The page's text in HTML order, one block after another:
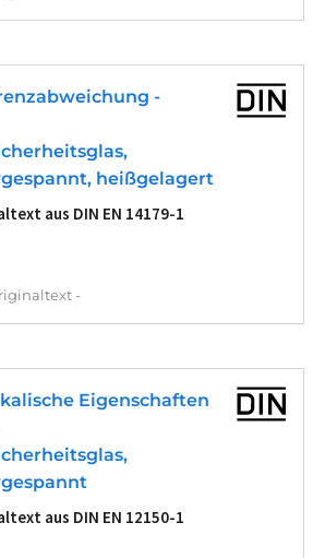
-
heißgelagert
aus DIN EN 14179-1
-
Eigenschaften
aus DIN EN 12150-1